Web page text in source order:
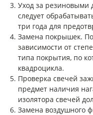
Уход за резиновыми
следует
три года для
Замена покрышек.
зависимости от
типа покрытия, по
квадроцикла.
Проверка свечей
предмет наличия
изолятора свечей
Замена воздушного